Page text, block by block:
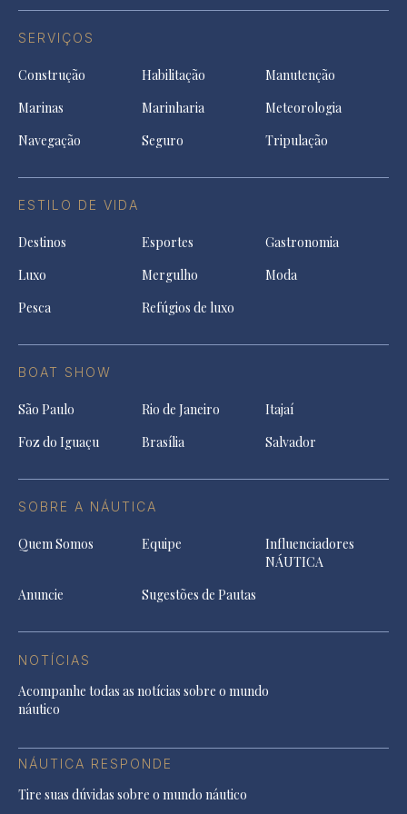
SERVIÇOS
Construção Habilitação
Manutenção
Marinas
Marinharia
Meteorologia
Navegação
Seguro Tripulação
ESTILO DE VIDA
Destinos Esportes
Gastronomia
Luxo
Mergulho
Moda
Pesca
Refúgios de luxo
BOAT SHOW
São Paulo Rio de Janeiro
Itajaí
Foz do Iguaçu
Brasília Salvador
SOBRE A NÁUTICA
Quem Somos Equipe
Influenciadores
NÁUTICA
Anuncie
Sugestões de Pautas
NOTÍCIAS
Acompanhe todas as notícias sobre o mundo
náutico
NÁUTICA RESPONDE
Tire suas dúvidas sobre o mundo náutico